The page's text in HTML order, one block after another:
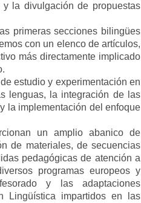
la divulgación de propuestas
primeras secciones bilingües
con un elenco de artículos,
más directamente implicado
estudio y experimentación en
lenguas, la integración de las
la implementación del enfoque
un amplio abanico de
de materiales, de secuencias
pedagógicas de atención a
programas europeos y
y las adaptaciones
Lingüística impartidos en las